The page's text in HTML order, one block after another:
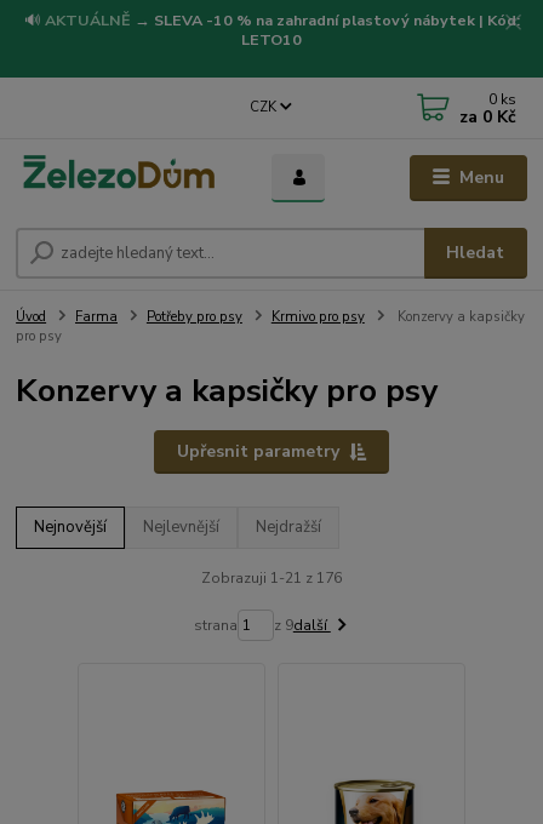
🔊 AKTUÁLNĚ → SLEVA -10 % na zahradní plastový nábytek | Kód:
LETO10
Menu
CZK
Hledat
0 ks
za 0 Kč
Úvod Farma Potřeby pro psy Krmivo pro psy
Konzervy a kapsičky
pro psy
Konzervy a kapsičky pro psy
Upřesnit parametry
Nejnovější Nejlevnější Nejdražší
Zobrazuji 1-21 z 176
strana z 9další